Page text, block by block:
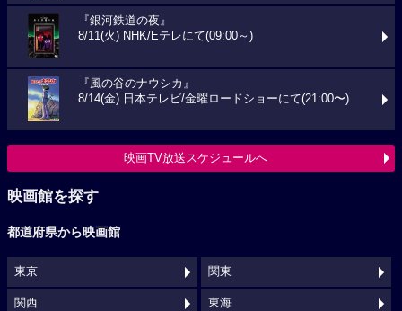
『銀河鉄道の夜』
8/11(火) NHK/Eテレにて(09:00～)
『風の谷のナウシカ』
8/14(金) 日本テレビ/金曜ロードショーにて(21:00〜)
映画TV放送スケジュールへ
映画館を探す
都道府県から映画館
東京 関東
関西 東海